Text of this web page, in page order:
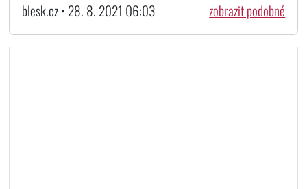
blesk.cz • 28. 8. 2021 06:03 zobrazit podobné